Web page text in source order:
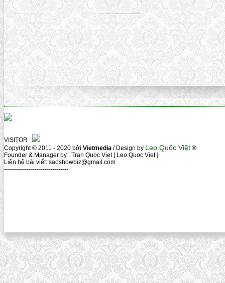
VISITOR :
Copyright © 2011 - 2020 bởi Vietmedia / Design by Leo Quốc Việt ®
Founder & Manager by : Tran Quoc Viet [ Leo Quoc Viet ]
Liên hệ bài viết: saoshowbiz@gmail.com
--------------------------------